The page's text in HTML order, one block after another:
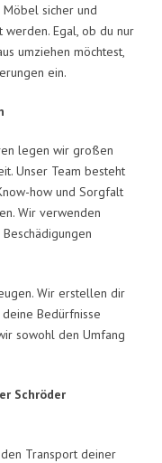
sicher und
werden. Egal, ob du nur
umziehen möchtest,
ein.
legen wir großen
Unser Team besteht
how und Sorgfalt
Wir verwenden
Wir erstellen dir
Bedürfnisse
sowohl den Umfang
Schröder
Transport deiner